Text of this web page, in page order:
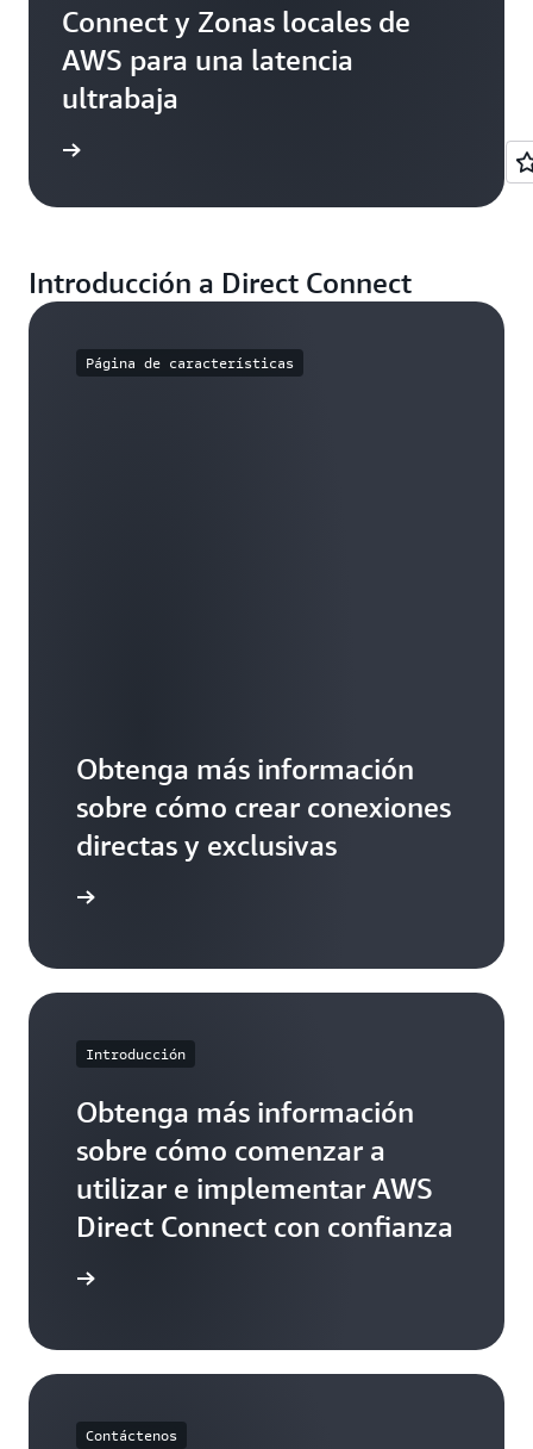
Connect y Zonas locales de
AWS para una latencia
ultrabaja
Introducción a Direct Connect
Página de características
Obtenga más información
sobre cómo crear conexiones
directas y exclusivas
Introducción
Obtenga más información
sobre cómo comenzar a
utilizar e implementar AWS
Direct Connect con confianza
Contáctenos